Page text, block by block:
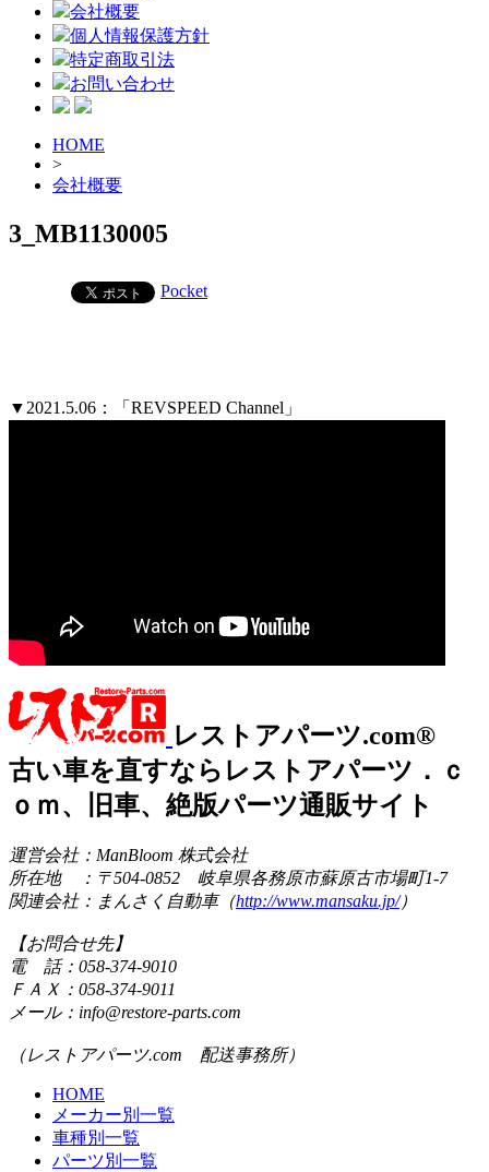
会社概要
個人情報保護方針
特定商取引法
お問い合わせ
HOME
>
会社概要
3_MB1130005
Pocket
▼2021.5.06：「REVSPEED Channel」
レストアパーツ.com®
古い車を直すならレストアパーツ．ｃ
ｏｍ、旧車、絶版パーツ通販サイト
運営会社：ManBloom 株式会社
所在地 ：〒504-0852 岐阜県各務原市蘇原古市場町1-7
関連会社：まんさく自動車（http://www.mansaku.jp/）
【お問合せ先】
電 話：058-374-9010
ＦＡＸ：058-374-9011
メール：info@restore-parts.com
（レストアパーツ.com 配送事務所）
HOME
メーカー別一覧
車種別一覧
パーツ別一覧